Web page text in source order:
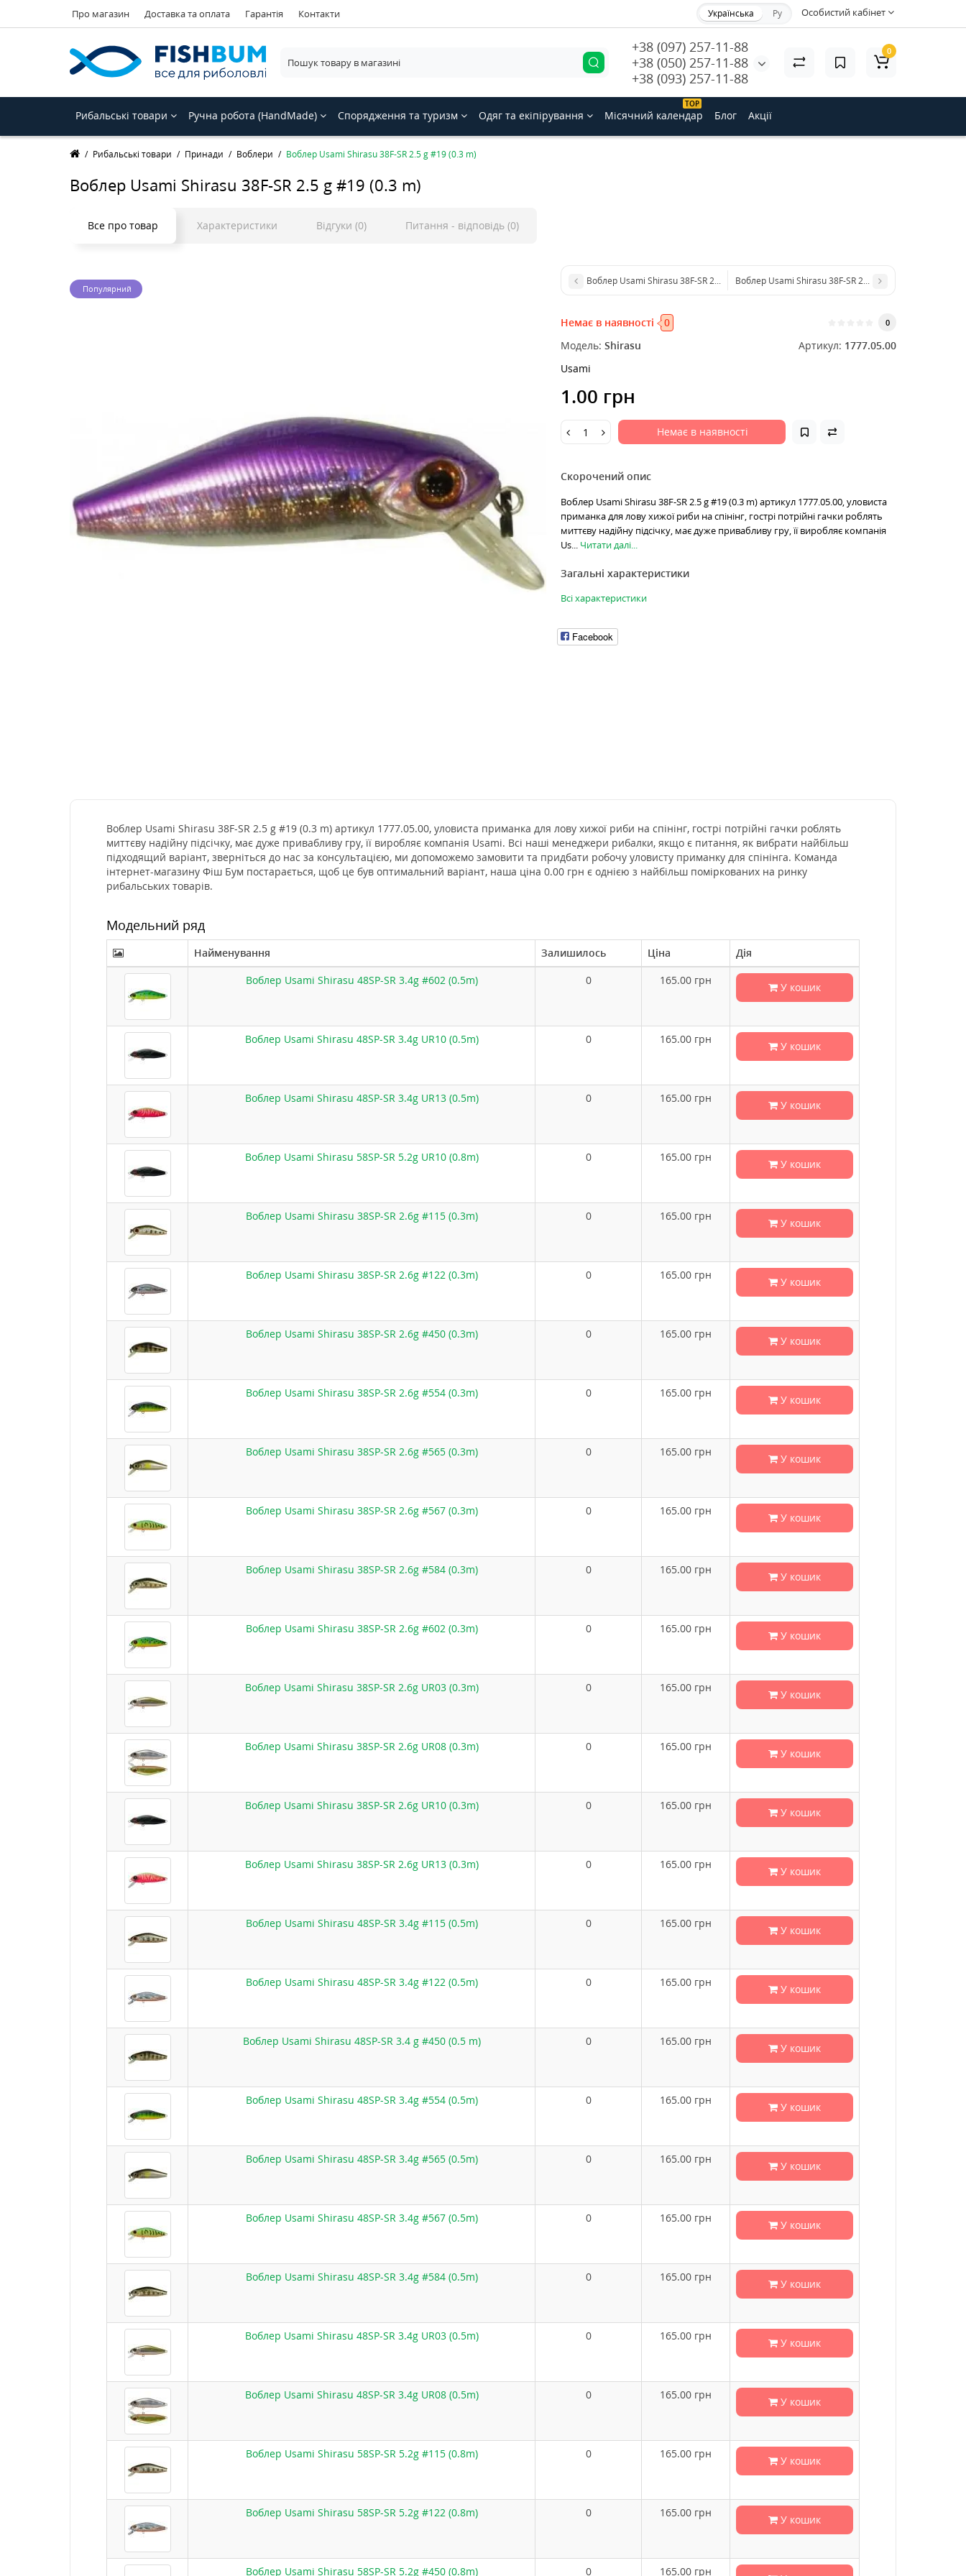
Про магазин Доставка та оплата Гарантія Контакти Особистий кабінет
Українська Ру
+38 (097) 257-11-88
+38 (050) 257-11-88
+38 (093) 257-11-88
0
Рибальські товари Ручна робота (HandMade) Спорядження та туризм Одяг та екіпірування
ТОP
Місячний календар Блог Акції
Рибальські товари Принади Воблери Воблер Usami Shirasu 38F-SR 2.5 g #19 (0.3 m)
Воблер Usami Shirasu 38F-SR 2.5 g #19 (0.3 m)
Все про товар Характеристики Відгуки (0) Питання - відповідь (0)
Популярний
Воблер Usami Shirasu 38F-SR 2.5 g #115 (0.3 m)Воблер Usami Shirasu 38F-SR 2.5 g #331 (0.3 m)
Немає в наявності 0 0
Модель: Shirasu Артикул: 1777.05.00
Usami
1.00 грн
Немає в наявності
Скорочений опис
Воблер Usami Shirasu 38F-SR 2.5 g #19 (0.3 m) артикул 1777.05.00, уловиста
приманка для лову хижої риби на спінінг, гострі потрійні гачки роблять
миттєву надійну підсічку, має дуже привабливу гру, її виробляє компанія
Us... Читати далі...
Загальні характеристики
Всі характеристики
Facebook
Воблер Usami Shirasu 38F-SR 2.5 g #19 (0.3 m) артикул 1777.05.00, уловиста приманка для лову хижої риби на спінінг, гострі потрійні гачки роблять
миттєву надійну підсічку, має дуже привабливу гру, її виробляє компанія Usami. Всі наші менеджери рибалки, якщо є питання, як вибрати найбільш
підходящий варіант, зверніться до нас за консультацією, ми допоможемо замовити та придбати робочу уловисту приманку для спінінга. Команда
інтернет-магазину Фіш Бум постарається, щоб це був оптимальний варіант, наша ціна 0.00 грн є однією з найбільш поміркованих на ринку
рибальських товарів.
Модельний ряд
Найменування Залишилось Ціна
Дія
Воблер Usami Shirasu 48SP-SR 3.4g #602 (0.5m)
0 165.00 грн
У кошик
Воблер Usami Shirasu 48SP-SR 3.4g UR10 (0.5m) 0 165.00 грн
У кошик
Воблер Usami Shirasu 48SP-SR 3.4g UR13 (0.5m) 0 165.00 грн
У кошик
Воблер Usami Shirasu 58SP-SR 5.2g UR10 (0.8m) 0 165.00 грн
У кошик
Воблер Usami Shirasu 38SP-SR 2.6g #115 (0.3m) 0 165.00 грн
У кошик
Воблер Usami Shirasu 38SP-SR 2.6g #122 (0.3m) 0 165.00 грн
У кошик
Воблер Usami Shirasu 38SP-SR 2.6g #450 (0.3m) 0 165.00 грн
У кошик
Воблер Usami Shirasu 38SP-SR 2.6g #554 (0.3m) 0 165.00 грн
У кошик
Воблер Usami Shirasu 38SP-SR 2.6g #565 (0.3m) 0 165.00 грн
У кошик
Воблер Usami Shirasu 38SP-SR 2.6g #567 (0.3m) 0 165.00 грн
У кошик
Воблер Usami Shirasu 38SP-SR 2.6g #584 (0.3m) 0 165.00 грн
У кошик
Воблер Usami Shirasu 38SP-SR 2.6g #602 (0.3m) 0 165.00 грн
У кошик
Воблер Usami Shirasu 38SP-SR 2.6g UR03 (0.3m) 0 165.00 грн
У кошик
Воблер Usami Shirasu 38SP-SR 2.6g UR08 (0.3m) 0 165.00 грн
У кошик
Воблер Usami Shirasu 38SP-SR 2.6g UR10 (0.3m) 0 165.00 грн
У кошик
Воблер Usami Shirasu 38SP-SR 2.6g UR13 (0.3m) 0 165.00 грн
У кошик
Воблер Usami Shirasu 48SP-SR 3.4g #115 (0.5m) 0 165.00 грн
У кошик
Воблер Usami Shirasu 48SP-SR 3.4g #122 (0.5m) 0 165.00 грн
У кошик
Воблер Usami Shirasu 48SP-SR 3.4 g #450 (0.5 m) 0 165.00 грн
У кошик
Воблер Usami Shirasu 48SP-SR 3.4g #554 (0.5m) 0 165.00 грн
У кошик
Воблер Usami Shirasu 48SP-SR 3.4g #565 (0.5m) 0 165.00 грн
У кошик
Воблер Usami Shirasu 48SP-SR 3.4g #567 (0.5m) 0 165.00 грн
У кошик
Воблер Usami Shirasu 48SP-SR 3.4g #584 (0.5m) 0 165.00 грн
У кошик
Воблер Usami Shirasu 48SP-SR 3.4g UR03 (0.5m) 0 165.00 грн
У кошик
Воблер Usami Shirasu 48SP-SR 3.4g UR08 (0.5m) 0 165.00 грн
У кошик
Воблер Usami Shirasu 58SP-SR 5.2g #115 (0.8m) 0 165.00 грн
У кошик
Воблер Usami Shirasu 58SP-SR 5.2g #122 (0.8m) 0 165.00 грн
У кошик
Воблер Usami Shirasu 58SP-SR 5.2g #450 (0.8m) 0 165.00 грн